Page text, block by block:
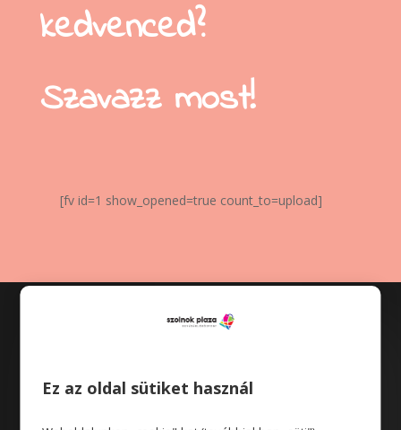
kedvenced?
Szavazz most!
[fv id=1 show_opened=true count_to=upload]
Ez az oldal sütiket használ